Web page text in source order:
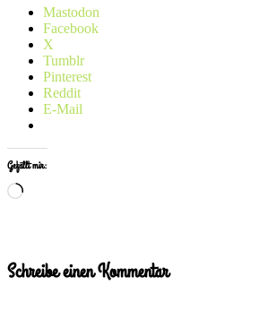
Mastodon
Facebook
X
Tumblr
Pinterest
Reddit
E-Mail
Gefällt mir:
Wird
Schreibe einen Kommentar